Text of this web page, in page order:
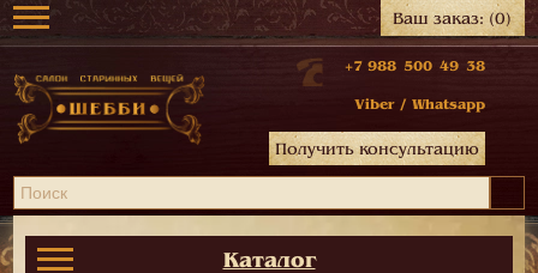
Ваш заказ:(0)
+7 988 500 49 38
Viber / Whatsapp
Получить консультацию
Каталог